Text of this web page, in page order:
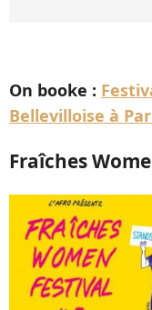
On booke :
Bellevilloise à
Fraîches